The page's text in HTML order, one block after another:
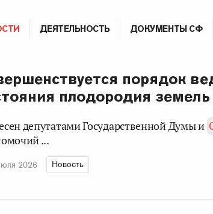
ДЕЯТЕЛЬНОСТЬ ДОКУМЕНТЫ СФ
порядок
плодородия земель
депутатами Государственной Думы и
...
2026 Новость